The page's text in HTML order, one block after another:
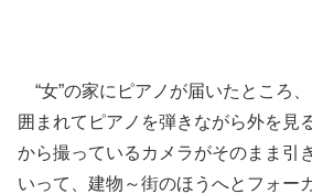
“女”の家にピアノが届いたところ、
囲まれてピアノを弾きながら外を見
から撮っているカメラがそのまま引
いって、建物～街のほうへとフォー